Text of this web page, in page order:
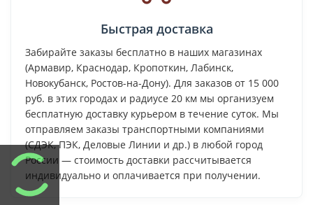
Быстрая доставка
Забирайте заказы бесплатно в наших магазинах
(Армавир, Краснодар, Кропоткин, Лабинск,
Новокубанск, Ростов-на-Дону). Для заказов от 15 000
руб. в этих городах и радиусе 20 км мы организуем
бесплатную доставку курьером в течение суток. Мы
отправляем заказы транспортными компаниями
(СДЭК, ПЭК, Деловые Линии и др.) в любой город
России — стоимость доставки рассчитывается
индивидуально и оплачивается при получении.